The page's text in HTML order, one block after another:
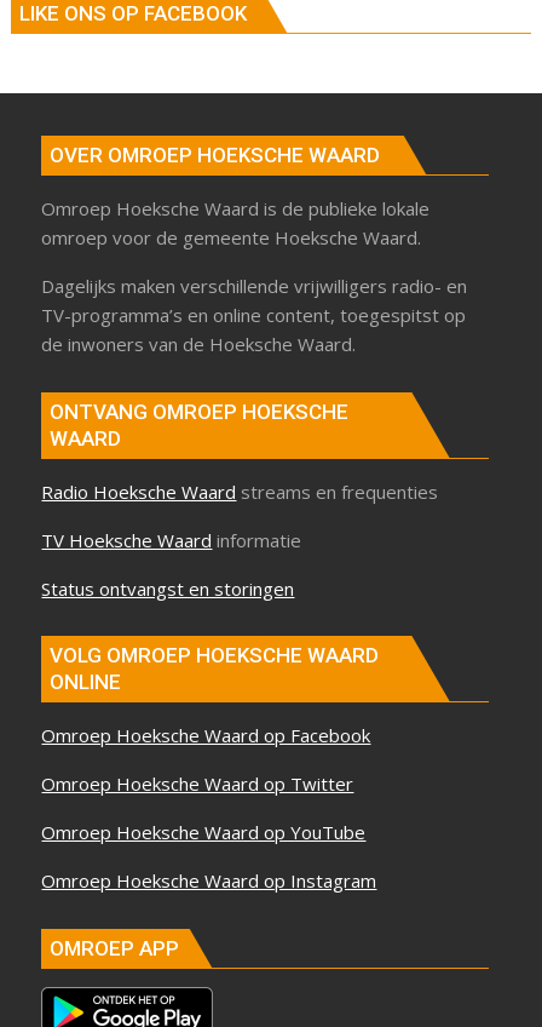
LIKE ONS OP FACEBOOK
OVER OMROEP HOEKSCHE WAARD
Omroep Hoeksche Waard is de publieke lokale
omroep voor de gemeente Hoeksche Waard.
Dagelijks maken verschillende vrijwilligers radio- en
TV-programma’s en online content, toegespitst op
de inwoners van de Hoeksche Waard.
ONTVANG OMROEP HOEKSCHE
WAARD
Radio Hoeksche Waard streams en frequenties
TV Hoeksche Waard informatie
Status ontvangst en storingen
VOLG OMROEP HOEKSCHE WAARD
ONLINE
Omroep Hoeksche Waard op Facebook
Omroep Hoeksche Waard op Twitter
Omroep Hoeksche Waard op YouTube
Omroep Hoeksche Waard op Instagram
OMROEP APP